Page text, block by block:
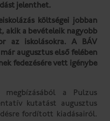
jelenthet.
költségei jobban
akik a bevételeik nagyobb
az iskolásokra. A BÁV
augusztus első felében
fedezésére vett igénybe
a Pulzus
kutatást augusztus
fordított kiadásairól.